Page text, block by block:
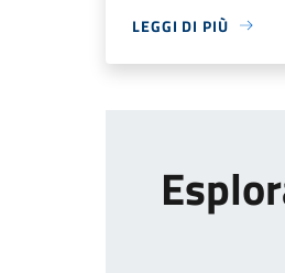
LEGGI DI PIÙ